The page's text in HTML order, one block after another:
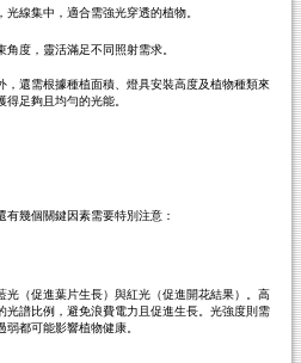
光線集中，適合需強光穿透的植物。
角度，靈活滿足不同照射需求。
，還需根據種植面積、燈具安裝高度及植物種類來
足夠且均勻的光能。
幾個關鍵因素需要特別注意：
光（促進葉片生長）與紅光（促進開花結果）。高
光譜比例，避免浪費電力且促進生長。光強度則需
都可能影響植物健康。